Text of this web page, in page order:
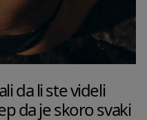
da li ste videli
da je skoro svaki